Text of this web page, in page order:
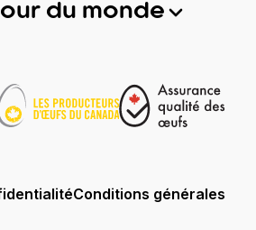
du monde
Conditions générales